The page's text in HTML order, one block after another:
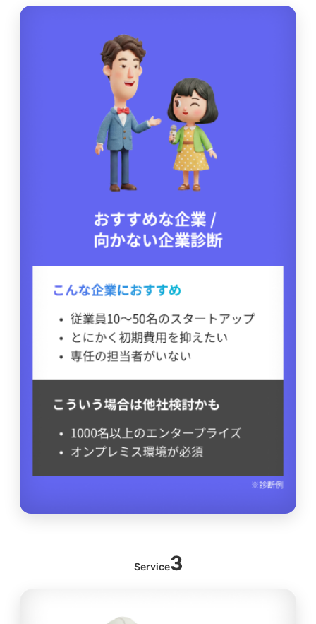
Service3